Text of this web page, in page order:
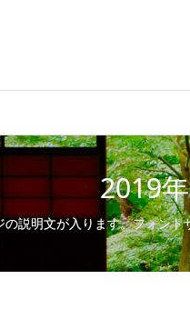
2019
説明文が入ります。フォン